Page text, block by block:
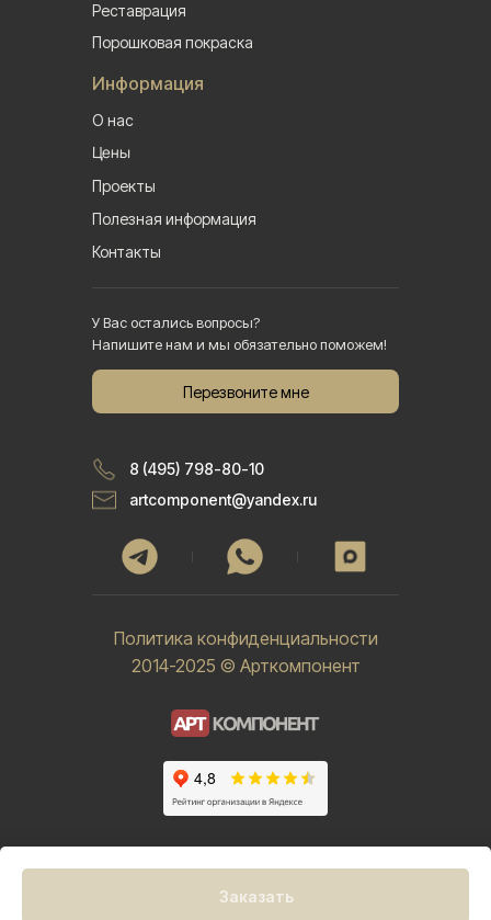
Заказать
Реставрация
Порошковая покраска
2014-2025 © Арткомпонент
Политика конфиденциальности
Информация
О нас
Цены
Проекты
Полезная информация
Контакты
Перезвоните мне
У Вас остались вопросы?
Напишите нам и мы обязательно поможем!
8 (495) 798-80-10
artcomponent@yandex.ru
Tilda